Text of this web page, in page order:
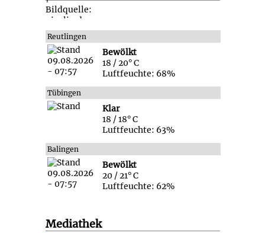
Reutlingen
Bewölkt
18 / 20° C
Luftfeuchte: 68%
Tübingen
Klar
18 / 18° C
Luftfeuchte: 63%
Balingen
Bewölkt
20 / 21° C
Luftfeuchte: 62%
Mediathek